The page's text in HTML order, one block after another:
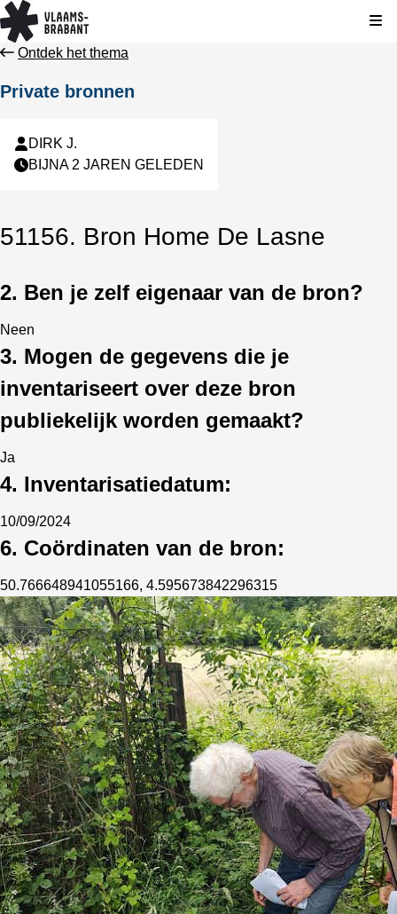
Ontdek het thema
Private bronnen
DIRK J.
BIJNA 2 JAREN GELEDEN
51156. Bron Home De Lasne
2. Ben je zelf eigenaar van de bron?
Neen
3. Mogen de gegevens die je
inventariseert over deze bron
publiekelijk worden gemaakt?
Ja
4. Inventarisatiedatum:
10/09/2024
6. Coördinaten van de bron:
50.766648941055166, 4.595673842296315